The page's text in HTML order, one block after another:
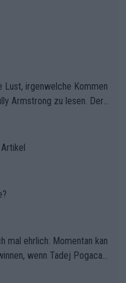
Lust, irgenwelche Kommen
Armstrong zu lesen. Der
mal ehrlich: Momentan kan
wenn Tadej Pogacar